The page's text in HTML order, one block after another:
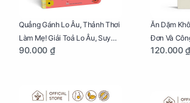
Quẳng Gánh Lo Âu, Thảnh Thơi
Làm Mẹ! Giải Toả Lo Âu, Suy
Nghĩ Tiêu Cực Cho Mẹ
90.000 ₫
Ăn Dặm
Đơn Và
Kiểu Nhật
120.000 ₫